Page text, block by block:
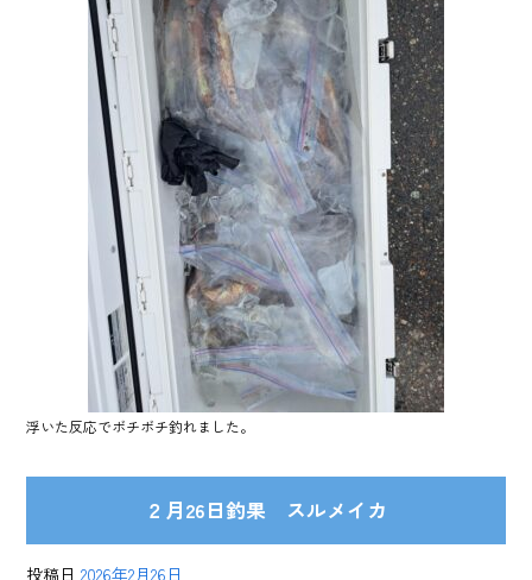
浮いた反応でボチボチ釣れました。
２月26日釣果 スルメイカ
投稿日 2026年2月26日